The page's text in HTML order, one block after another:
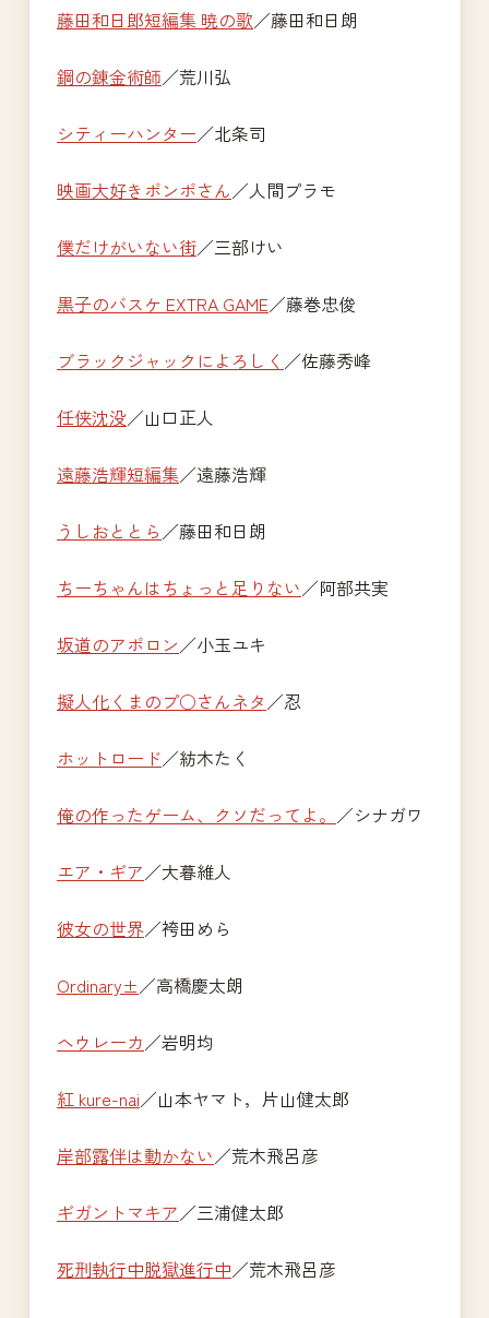
藤田和日郎短編集 暁の歌／藤田和日朗
鋼の錬金術師／荒川弘
シティーハンター／北条司
映画大好きポンポさん／人間プラモ
僕だけがいない街／三部けい
黒子のバスケ EXTRA GAME／藤巻忠俊
ブラックジャックによろしく ／佐藤秀峰
任侠沈没／山口正人
遠藤浩輝短編集／遠藤浩輝
うしおととら ／藤田和日朗
ちーちゃんはちょっと足りない／阿部共実
坂道のアポロン／小玉ユキ
擬人化くまのプ○さんネタ ／忍
ホットロード／紡木たく
俺の作ったゲーム、クソだってよ。 ／シナガワ
エア・ギア／大暮維人
彼女の世界／袴田めら
Ordinary±／高橋慶太朗
ヘウレーカ／岩明均
紅 kure-nai／山本ヤマト，片山健太郎
岸部露伴は動かない／荒木飛呂彦
ギガントマキア／三浦健太郎
死刑執行中脱獄進行中／荒木飛呂彦